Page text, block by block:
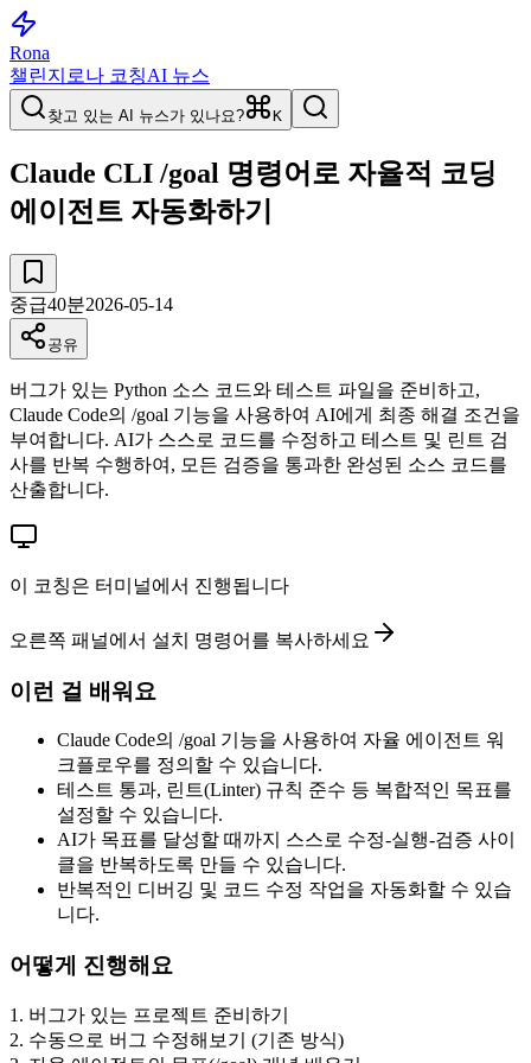
Rona
챌린지 로나 코칭AI 뉴스
찾고 있는 AI 뉴스가 있나요? K
Claude CLI /goal 명령어로 자율적 코딩
에이전트 자동화하기
중급40분2026-05-14
공유
버그가 있는 Python 소스 코드와 테스트 파일을 준비하고,
Claude Code의 /goal 기능을 사용하여 AI에게 최종 해결 조건을
부여합니다. AI가 스스로 코드를 수정하고 테스트 및 린트 검
사를 반복 수행하여, 모든 검증을 통과한 완성된 소스 코드를
산출합니다.
이 코칭은 터미널에서 진행됩니다
오른쪽 패널에서 설치 명령어를 복사하세요
이런 걸 배워요
Claude Code의 /goal 기능을 사용하여 자율 에이전트 워
크플로우를 정의할 수 있습니다.
테스트 통과, 린트(Linter) 규칙 준수 등 복합적인 목표를
설정할 수 있습니다.
AI가 목표를 달성할 때까지 스스로 수정-실행-검증 사이
클을 반복하도록 만들 수 있습니다.
반복적인 디버깅 및 코드 수정 작업을 자동화할 수 있습
니다.
어떻게 진행해요
1 . 버그가 있는 프로젝트 준비하기
2. 수동으로 버그 수정해보기 (기존 방식)